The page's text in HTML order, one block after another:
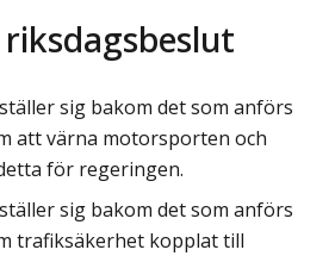
sig bakom det som anförs
att värna motorsporten och
för regeringen.
sig bakom det som anförs
trafiksäkerhet kopplat till